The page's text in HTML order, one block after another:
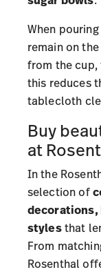
When
remain on
from the cup,
this reduces
tablecloth
Buy
at
In the
selection of
decorations,
stylesthat
From
Rosenthal